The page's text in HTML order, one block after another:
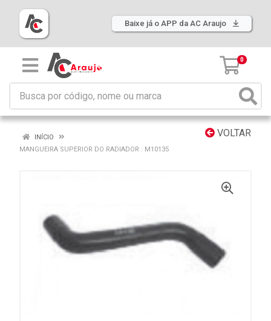
Baixe já o APP da AC Araujo
0
VOLTAR
INÍCIO
MANGUEIRA SUPERIOR DO RADIADOR : M10135